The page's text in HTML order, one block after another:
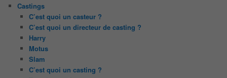
Castings
C’est quoi un casteur ?
C’est quoi un directeur de casting ?
Harry
Motus
Slam
C’est quoi un casting ?